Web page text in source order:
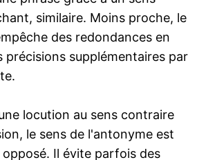
similaire. Moins proche, le
des redondances en
précisions supplémentaires par
locution au sens contraire
le sens de l'antonyme est
Il évite parfois des